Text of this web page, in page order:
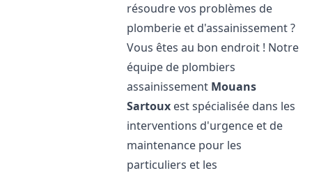
résoudre vos problèmes de
plomberie et d'assainissement ?
Vous êtes au bon endroit ! Notre
équipe de plombiers
assainissement Mouans
Sartoux est spécialisée dans les
interventions d'urgence et de
maintenance pour les
particuliers et les